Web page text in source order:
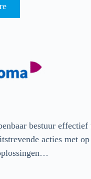
bestuur effectief
acties met op